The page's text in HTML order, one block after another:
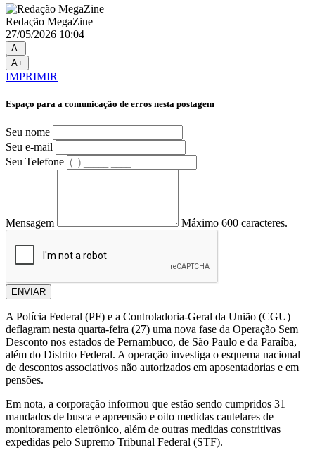
Redação MegaZine
27/05/2026 10:04
A-
A+
IMPRIMIR
Espaço para a comunicação de erros nesta postagem
Seu nome
Seu e-mail
Seu Telefone
Mensagem Máximo 600 caracteres.
ENVIAR
A Polícia Federal (PF) e a Controladoria-Geral da União (CGU)
deflagram nesta quarta-feira (27) uma nova fase da Operação Sem
Desconto nos estados de Pernambuco, de São Paulo e da Paraíba,
além do Distrito Federal. A operação investiga o esquema nacional
de descontos associativos não autorizados em aposentadorias e em
pensões.
Em nota, a corporação informou que estão sendo cumpridos 31
mandados de busca e apreensão e oito medidas cautelares de
monitoramento eletrônico, além de outras medidas constritivas
expedidas pelo Supremo Tribunal Federal (STF).